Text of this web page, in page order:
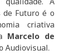
de Futuro é o
criativa
Marcelo de
Audiovisual.